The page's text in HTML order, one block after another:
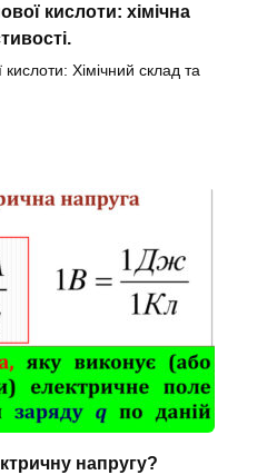
кислоти: хімічна
Хімічний склад та
напругу?